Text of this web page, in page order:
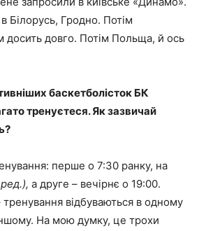
Білорусь, Гродно. Потім
досить довго. Потім Польща, й ось
баскетболісток БК
тренуєтеся. Як зазвичай
перше о 7:30 ранку, на
а друге – вечірнє о 19:00.
тренування відбуваються в одному
На мою думку, це трохи